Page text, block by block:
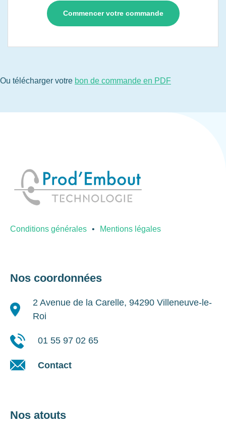
Ou télécharger votre bon de commande en PDF
Conditions générales Mentions légales
Nos coordonnées
2 Avenue de la Carelle, 94290 Villeneuve-le-
Roi
01 55 97 02 65
Contact
Nos atouts